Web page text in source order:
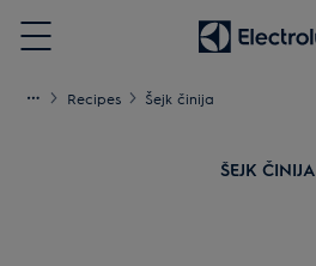
Menu
Recipes Šejk činija
ŠEJK ČINIJA